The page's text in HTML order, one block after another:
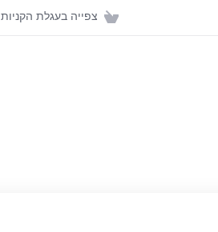
צפייה בעגלת הקניות